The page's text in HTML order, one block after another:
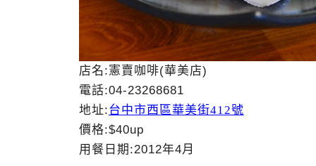
店名:憲賣咖啡(華美店)
電話:04-23268681
地址:台中市西區華美街412號
價格:$40up
用餐日期:2012年4月